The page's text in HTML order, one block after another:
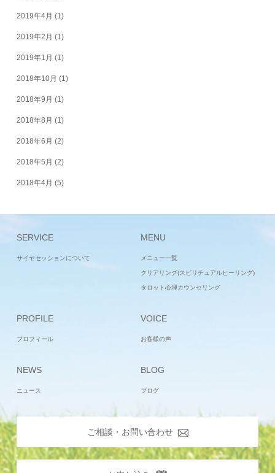
2019年4月 (1)
2019年2月 (1)
2019年1月 (1)
2018年10月 (1)
2018年9月 (1)
2018年8月 (1)
2018年6月 (2)
2018年5月 (2)
2018年4月 (5)
SERVICE
サイヤセッションについて
MENU
メニュー一覧
クリアリング(スピリチュアルヒーリング)
タロット心理カウンセリング
PROFILE
プロフィール
VOICE
お客様の声
NEWS
ニュース
BLOG
ブログ
ご相談・お問い合わせ